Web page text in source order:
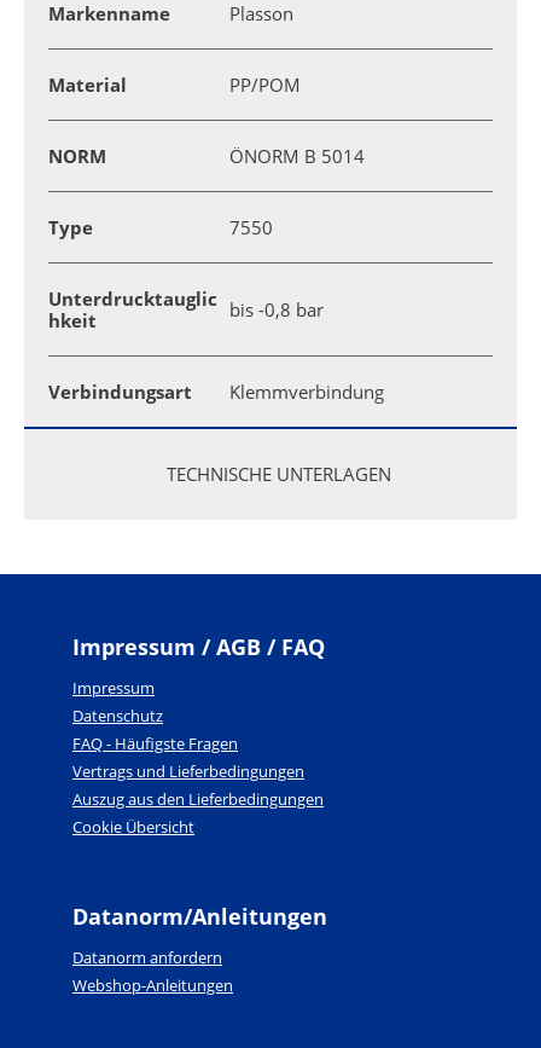
Markenname Plasson
Material PP/POM
NORM ÖNORM B 5014
Type 7550
Unterdrucktauglic
hkeit
bis -0,8 bar
Verbindungsart Klemmverbindung
TECHNISCHE UNTERLAGEN
Impressum / AGB / FAQ
Impressum
Datenschutz
FAQ - Häufigste Fragen
Vertrags und Lieferbedingungen
Auszug aus den Lieferbedingungen
Cookie Übersicht
Datanorm/Anleitungen
Datanorm anfordern
Webshop-Anleitungen